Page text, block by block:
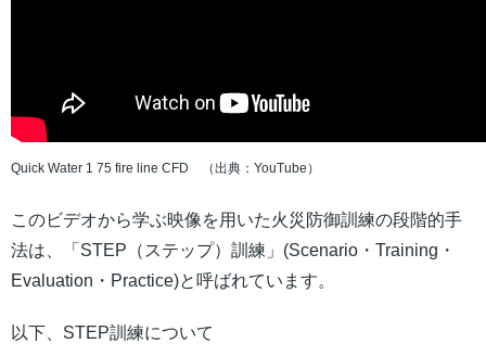
Quick Water 1 75 fire line CFD （出典：YouTube）
このビデオから学ぶ映像を用いた火災防御訓練の段階的手
法は、「STEP（ステップ）訓練」(Scenario・Training・
Evaluation・Practice)と呼ばれています。
以下、STEP訓練について